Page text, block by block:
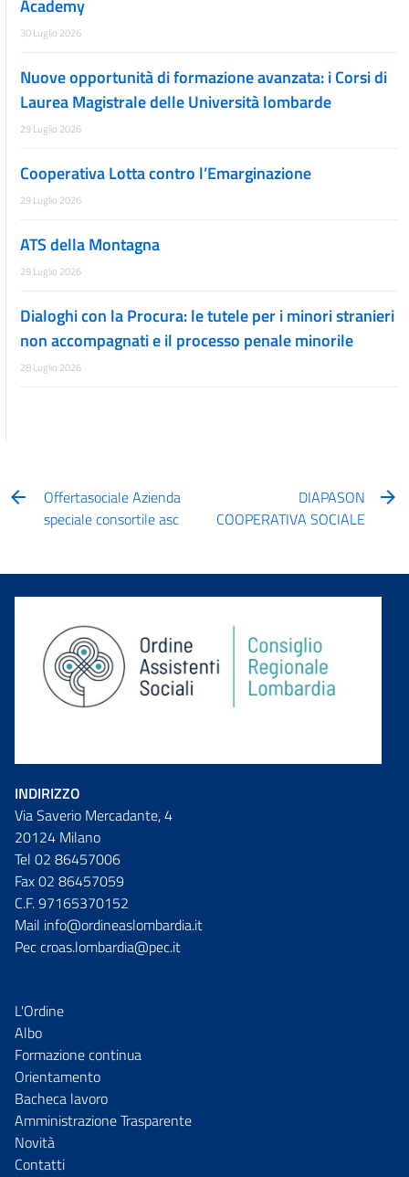
Academy
30 Luglio 2026
Nuove opportunità di formazione avanzata: i Corsi di
Laurea Magistrale delle Università lombarde
29 Luglio 2026
Cooperativa Lotta contro l’Emarginazione
29 Luglio 2026
ATS della Montagna
29 Luglio 2026
Dialoghi con la Procura: le tutele per i minori stranieri
non accompagnati e il processo penale minorile
28 Luglio 2026
Offertasociale Azienda
speciale consortile asc
DIAPASON
COOPERATIVA SOCIALE
INDIRIZZO
Via Saverio Mercadante, 4
20124 Milano
Tel 02 86457006
Fax 02 86457059
C.F. 97165370152
Mail info@ordineaslombardia.it
Pec croas.lombardia@pec.it
L'Ordine
Albo
Formazione continua
Orientamento
Bacheca lavoro
Amministrazione Trasparente
Novità
Contatti